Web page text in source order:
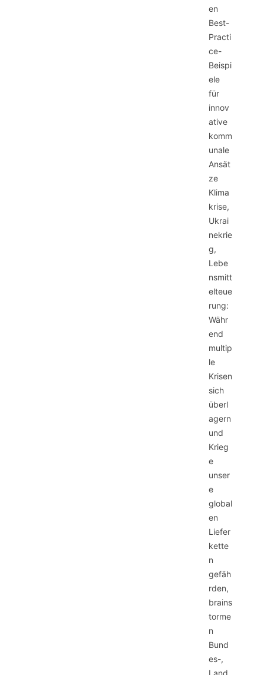
en
Best-
Practi
ce-
Beispi
ele
für
innov
ative
komm
unale
Ansät
ze
Klima
krise,
Ukrai
nekrie
g,
Lebe
nsmitt
elteue
rung:
Währ
end
multip
le
Krisen
sich
überl
agern
und
Krieg
e
unser
e
global
en
Liefer
kette
n
gefäh
rden,
brains
torme
n
Bund
es-,
Land